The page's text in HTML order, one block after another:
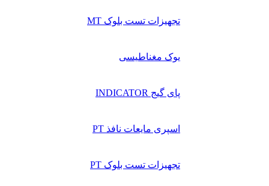
تجهیزات تست بلوک MT
یوک مغناطیسی
پای گیج INDICATOR
اسپری مایعات نافذ PT
تجهیزات تست بلوک PT